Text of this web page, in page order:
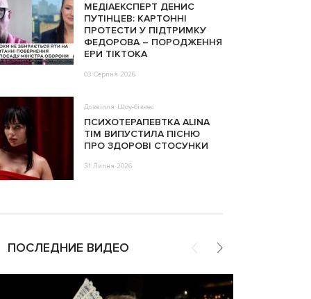
МЕДІАЕКСПЕРТ ДЕНИС
ПУТІНЦЕВ: КАРТОННІ
ПРОТЕСТИ У ПІДТРИМКУ
ФЕДОРОВА – ПОРОДЖЕННЯ
ЕРИ ТІКТОКА
03 Серпня 2026
Дозвілля Шоу-бізнес
ПСИХОТЕРАПЕВТКА ALINA
TIM ВИПУСТИЛА ПІСНЮ
ПРО ЗДОРОВІ СТОСУНКИ
31 Липня 2026
ПОСЛЕДНИЕ ВИДЕО